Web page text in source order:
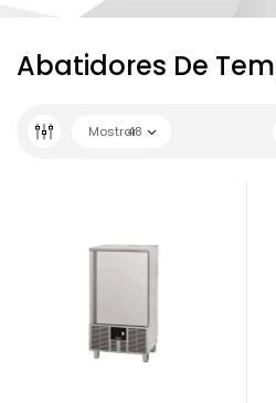
Abatidores De
Mostrar
48